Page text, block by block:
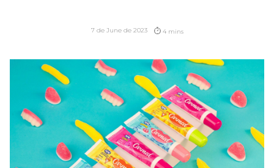
7 de June de 2023 4 mins